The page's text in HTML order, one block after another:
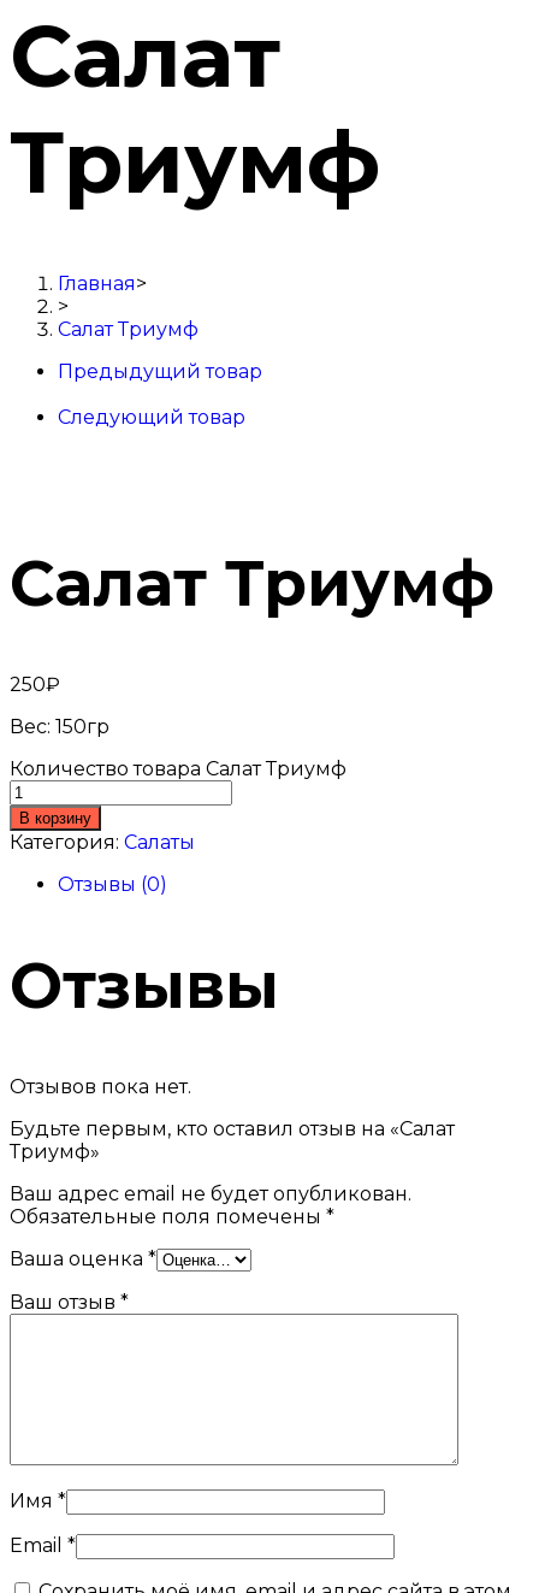
Салат
Триумф
Главная>
>
Салат Триумф
Предыдущий товар
Следующий товар
Салат Триумф
250₽
Вес: 150гр
Количество товара Салат Триумф
В корзину
Категория: Салаты
Отзывы (0)
Отзывы
Отзывов пока нет.
Будьте первым, кто оставил отзыв на «Салат
Триумф»
Ваш адрес email не будет опубликован.
Обязательные поля помечены *
Ваша оценка *
Ваш отзыв *
Имя *
Email *